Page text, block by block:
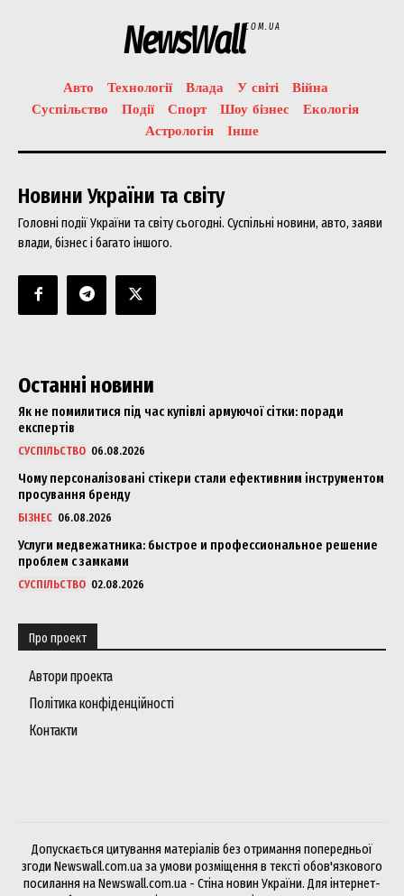
NewsWallCOM.UA
Авто Технології Влада У світі
Війна
Суспільство
Події Спорт Шоу бізнес
Екологія
Астрологія
Інше
Новини України та світу
Головні події України та світу сьогодні. Суспільні новини, авто, заяви
влади, бізнес і багато іншого.
Останні новини
Як не помилитися під час купівлі армуючої сітки: поради
експертів
СУСПІЛЬСТВО 06.08.2026
Чому персоналізовані стікери стали ефективним інструментом
просування бренду
БІЗНЕС 06.08.2026
Услуги медвежатника: быстрое и профессиональное решение
проблем с замками
СУСПІЛЬСТВО 02.08.2026
Про проект
Автори проекта
Політика конфіденційності
Контакти
Допускається цитування матеріалів без отримання попередньої
згоди Newswall.com.ua за умови розміщення в тексті обов'язкового
посилання на Newswall.com.ua - Стіна новин України. Для інтернет-